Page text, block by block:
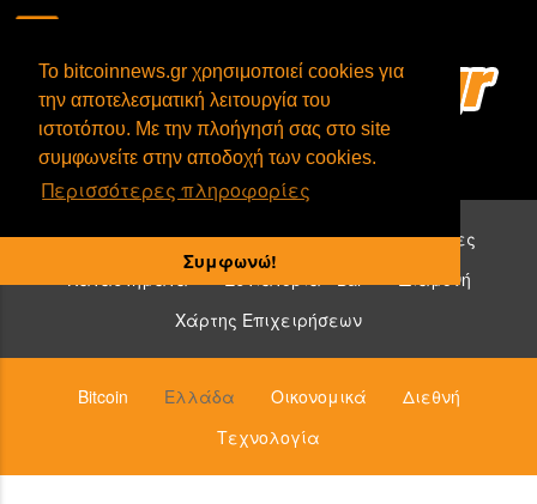
To bitcoinnews.gr χρησιμοποιεί cookies για
την αποτελεσματική λειτουργία του
ιστοτόπου. Με την πλοήγησή σας στο site
συμφωνείτε στην αποδοχή των cookies.
Περισσότερες πληροφορίες
Συμφωνώ!
Επιχειρήσεις που δέχονται bitcoin:
Υπηρεσίες
Καταστήματα
Εστιατόρια - Bar
Διαμονή
Χάρτης Επιχειρήσεων
Bitcoin Ελλάδα Οικονομικά
Διεθνή
Τεχνολογία